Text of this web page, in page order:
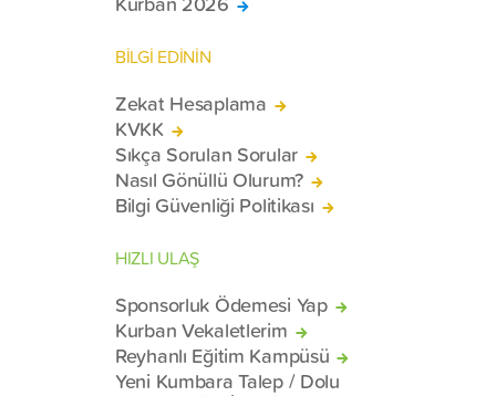
BİLGİ EDİNİN
Zekat Hesaplama
KVKK
Sıkça Sorulan Sorular
Nasıl Gönüllü Olurum?
Bilgi Güvenliği Politikası
HIZLI ULAŞ
Sponsorluk Ödemesi Yap
Kurban Vekaletlerim
Reyhanlı Eğitim Kampüsü
Yeni Kumbara Talep / Dolu